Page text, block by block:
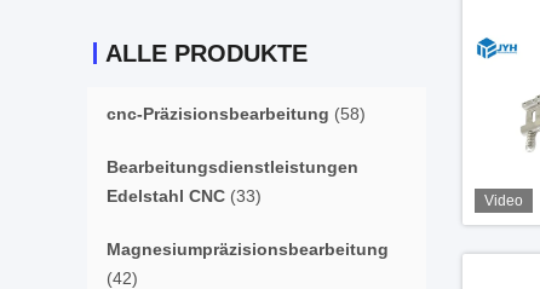
ALLE PRODUKTE
cnc-Präzisionsbearbeitung (58)
Bearbeitungsdienstleistungen
Edelstahl CNC (33)
Magnesiumpräzisionsbearbeitung
(42)
Video